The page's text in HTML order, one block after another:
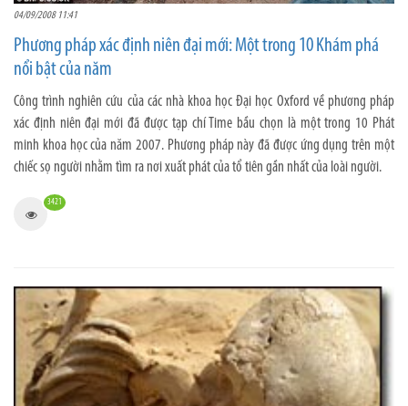
04/09/2008 11:41
Phương pháp xác định niên đại mới: Một trong 10 Khám phá
nổi bật của năm
Công trình nghiên cứu của các nhà khoa học Đại học Oxford về phương pháp
xác định niên đại mới đã được tạp chí Time bầu chọn là một trong 10 Phát
minh khoa học của năm 2007. Phương pháp này đã được ứng dụng trên một
chiếc sọ người nhằm tìm ra nơi xuất phát của tổ tiên gần nhất của loài người.
3421